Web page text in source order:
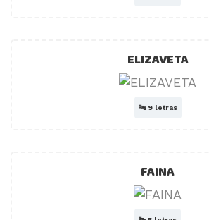
ELIZAVETA
🔤 9 letras
FAINA